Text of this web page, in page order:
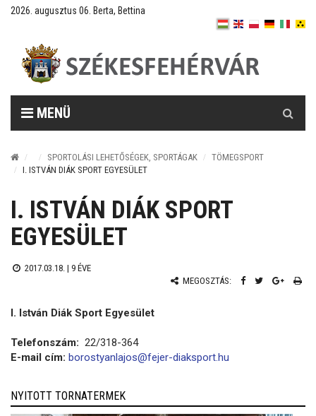
2026. augusztus 06. Berta, Bettina
MENÜ
SPORTOLÁSI LEHETŐSÉGEK, SPORTÁGAK
TÖMEGSPORT
I. ISTVÁN DIÁK SPORT EGYESÜLET
I. ISTVÁN DIÁK SPORT
EGYESÜLET
2017.03.18. | 9 ÉVE
MEGOSZTÁS:
I. István Diák Sport Egyesület
Telefonszám: 22/318-364
E-mail cím: borostyanlajos@fejer-diaksport.hu
NYITOTT TORNATERMEK